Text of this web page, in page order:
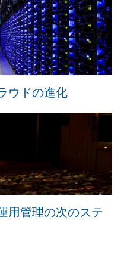
ウドの進化
用管理の次のステ